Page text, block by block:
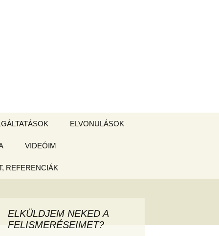
BOLT
ELVONULÁSOK
VIDEÓIM
REFERENCIÁK
az új
és
ELKÜLDJEM NEKED A
FELISMERÉSEIMET?